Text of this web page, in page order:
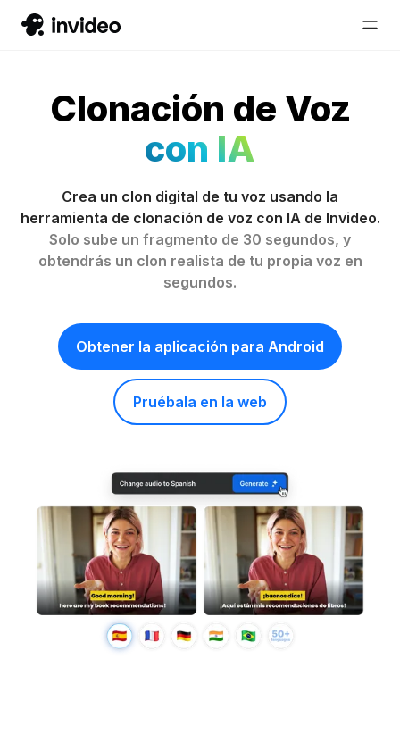
Clonación de Voz
con IA
Crea un clon digital de tu voz usando la
herramienta de clonación de voz con IA de Invideo.
Solo sube un fragmento de 30 segundos, y
obtendrás un clon realista de tu propia voz en
segundos.
Obtener la aplicación para Android
Pruébala en la web